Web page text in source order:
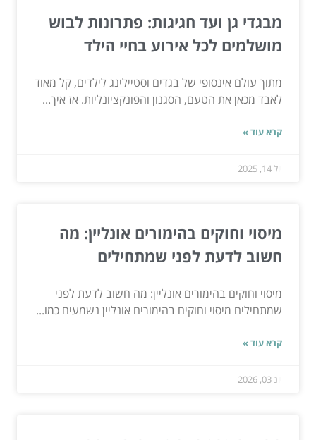
מבגדי גן ועד חגיגות: פתרונות לבוש
מושלמים לכל אירוע בחיי הילד
מתוך עולם אינסופי של בגדים וסטיילינג לילדים, קל מאוד
לאבד מכאן את הטעם, הסגנון והפונקציונליות. אז איך...
קרא עוד »
יול 14, 2025
מיסוי וחוקים בהימורים אונליין: מה
חשוב לדעת לפני שמתחילים
מיסוי וחוקים בהימורים אונליין: מה חשוב לדעת לפני
שמתחילים מיסוי וחוקים בהימורים אונליין נשמעים כמו...
קרא עוד »
יונ 03, 2026